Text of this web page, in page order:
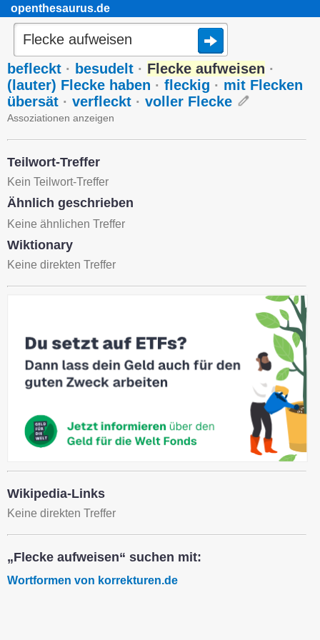
openthesaurus.de
befleckt · besudelt · Flecke aufweisen ·
(lauter) Flecke haben · fleckig · mit Flecken
übersät · verfleckt · voller Flecke
Assoziationen anzeigen
Teilwort-Treffer
Kein Teilwort-Treffer
Ähnlich geschrieben
Keine ähnlichen Treffer
Wiktionary
Keine direkten Treffer
Wikipedia-Links
Keine direkten Treffer
„Flecke aufweisen“ suchen mit:
Wortformen von korrekturen.de